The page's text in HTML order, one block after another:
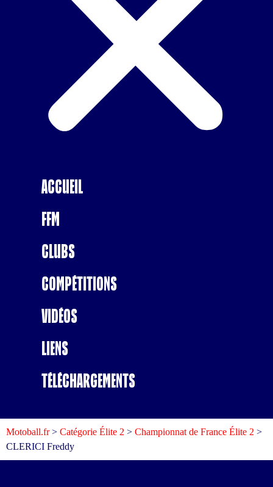
Accueil
FFM
Clubs
Compétitions
Vidéos
Liens
Téléchargements
Motoball.fr> Catégorie Élite 2 > Championnat de France Élite 2 >
CLERICI Freddy